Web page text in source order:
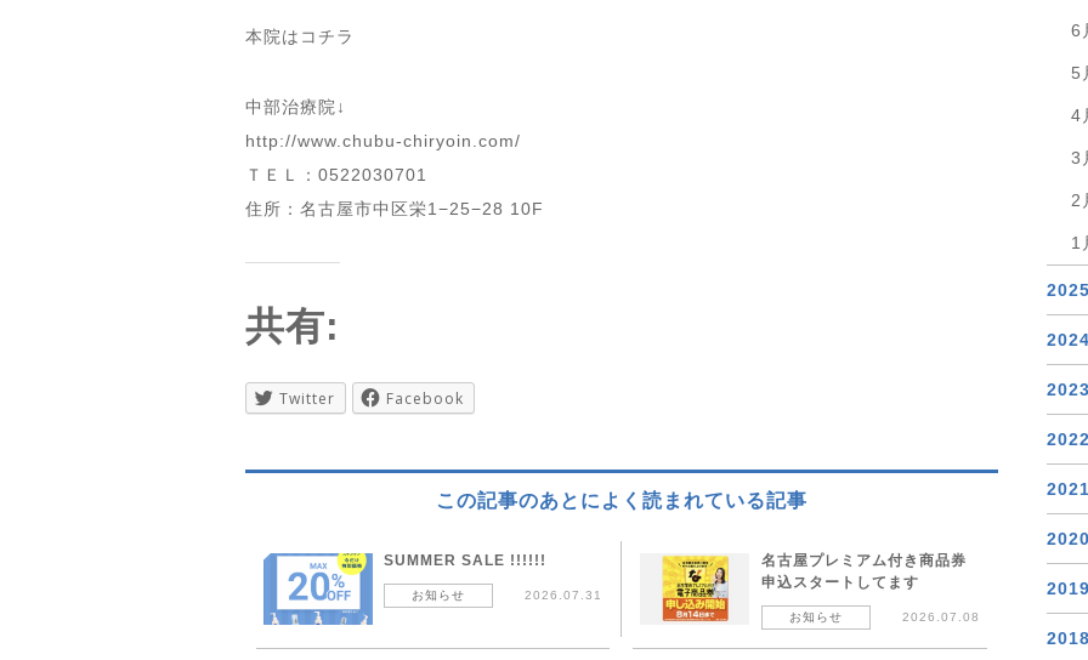
本院はコチラ
中部治療院↓
http://www.chubu-chiryoin.com/
ＴＥＬ：0522030701
住所：名古屋市中区栄1−25−28 10F
共有:
Twitter Facebook
この記事のあとによく読まれている記事
SUMMER SALE !!!!!!
お知らせ 2026.07.31
名古屋プレミアム付き商品券
申込スタートしてます
お知らせ 2026.07.08
6
5
4
3
2
1
2025
2024
2023
2022
2021
2020
2019
2018